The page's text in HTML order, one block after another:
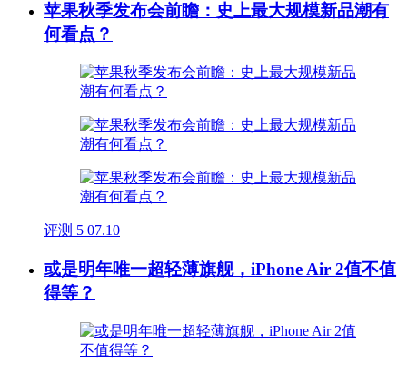
苹果秋季发布会前瞻：史上最大规模新品潮有
何看点？
评测 5 07.10
或是明年唯一超轻薄旗舰，iPhone Air 2值不值
得等？